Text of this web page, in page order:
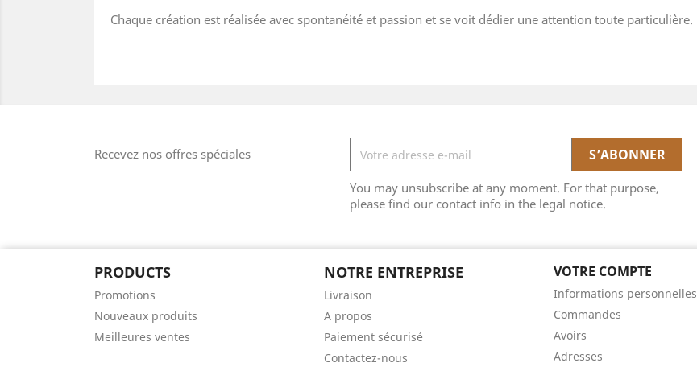
Chaque création est réalisée avec spontanéité et passion et se voit dédier une attention toute particulière.
Recevez nos offres spéciales
You may unsubscribe at any moment. For that purpose,
please find our contact info in the legal notice.
PRODUCTS
Promotions
Nouveaux produits
Meilleures ventes
NOTRE ENTREPRISE
Livraison
A propos
Paiement sécurisé
Contactez-nous
VOTRE COMPTE
Informations personnelles
Commandes
Avoirs
Adresses